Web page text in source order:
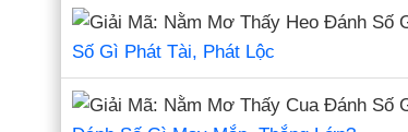
Số Gì Phát Tài, Phát Lộc